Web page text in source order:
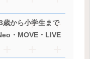
歳から小学生まで
・MOVE・LIVE